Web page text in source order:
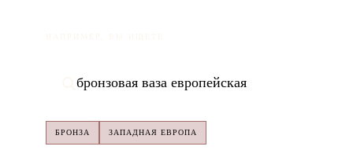
бронзовая ваза европейская
БРОНЗА ЗАПАДНАЯ ЕВРОПА